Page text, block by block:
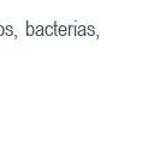
bacterias,